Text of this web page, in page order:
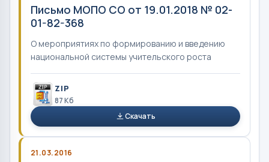
Письмо МОПО СО от 19.01.2018 № 02-
01-82-368
О мероприятиях по формированию и введению
национальной системы учительского роста
ZIP
87 Кб
Скачать
21.03.2016